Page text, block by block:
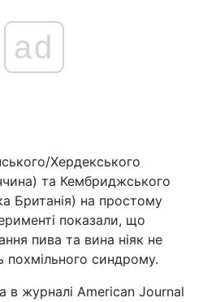
ad
Хердекського
та Кембриджського
Британія) на простому
показали, що
пива та вина ніяк не
похмільного синдрому.
в журналі American Journal